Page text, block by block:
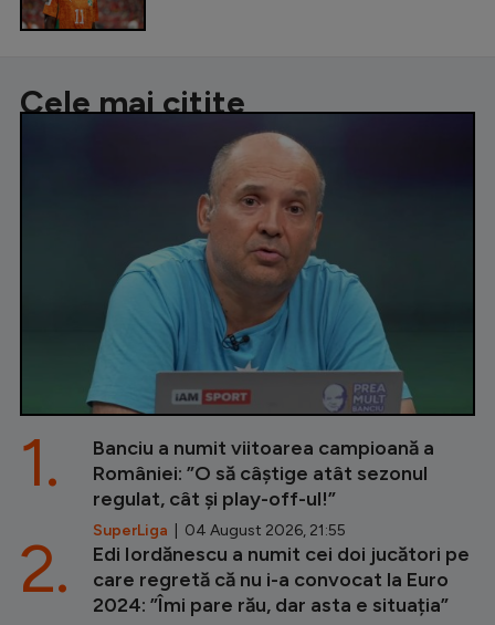
Cele mai citite
Banciu a numit viitoarea campioană a
României: ”O să câștige atât sezonul
regulat, cât și play-off-ul!”
SuperLiga | 04 August 2026, 21:55
1.
Edi Iordănescu a numit cei doi jucători pe
care regretă că nu i-a convocat la Euro
2024: ”Îmi pare rău, dar asta e situația”
2.